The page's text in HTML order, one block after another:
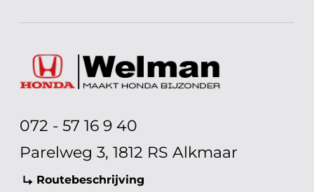
072 - 57 16 9 40
Parelweg 3, 1812 RS Alkmaar
Routebeschrijving